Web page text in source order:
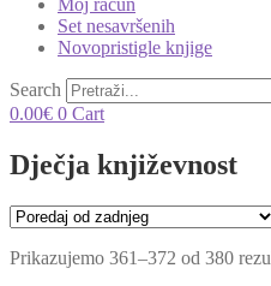
Moj račun
Set nesavršenih
Novopristigle knjige
Search
0.00€ 0 Cart
Dječja književnost
Prikazujemo 361–372 od 380